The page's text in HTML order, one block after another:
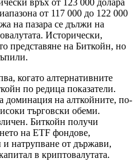
връх от 123 000 долара
от 117 000 до 122 000
на пазара се дължи на
Исторически,
представяне на Биткойн, но
когато алтернативните
по редица показатели.
доминация на алткойните, по-
търговски обеми.
Биткойн получи
на ETF фондове,
натрупване от държави,
в криптовалутата.